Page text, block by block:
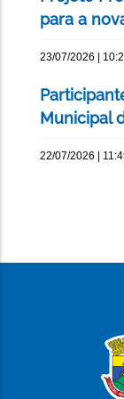
para a
23/07/2026 |
Municipal
22/07/2026 |